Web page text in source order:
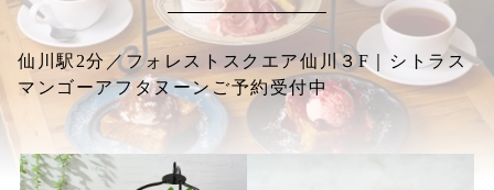
仙川駅2分／フォレストスクエア仙川３F｜シトラス
マンゴーアフタヌーンご予約受付中